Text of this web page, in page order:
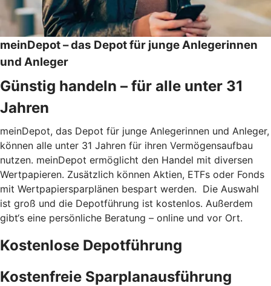
meinDepot – das Depot für junge Anlegerinnen
und Anleger
Günstig handeln – für alle unter 31
Jahren
meinDepot, das Depot für junge Anlegerinnen und Anleger,
können alle unter 31 Jahren für ihren Vermögensaufbau
nutzen. meinDepot ermöglicht den Handel mit diversen
Wertpapieren. Zusätzlich können Aktien, ETFs oder Fonds
mit Wertpapiersparplänen bespart werden. Die Auswahl
ist groß und die Depotführung ist kostenlos. Außerdem
gibt‘s eine persönliche Beratung – online und vor Ort.
Kostenlose Depotführung
Kostenfreie Sparplanausführung